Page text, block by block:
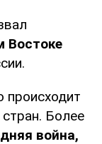
Востоке
происходит
Более
война,